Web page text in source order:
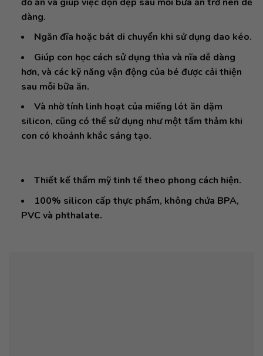
dàng.
Ngăn đĩa hoặc bát di chuyển khi sử dụng dao kéo.
Giúp con học cách sử dụng thìa và nĩa dễ dàng
hơn, và các kỹ năng vận động của bé được cải thiện
sau mỗi bữa ăn.
Và nhờ tính linh hoạt của miếng lót ăn dặm
silicon, cũng có thể sử dụng như một tấm thảm khi
con có khoảnh khắc sáng tạo.
Thiết kế thẩm mỹ tinh tế theo phong cách hiện.
100% silicon cấp thực phẩm, không chứa BPA,
PVC và phthalate.